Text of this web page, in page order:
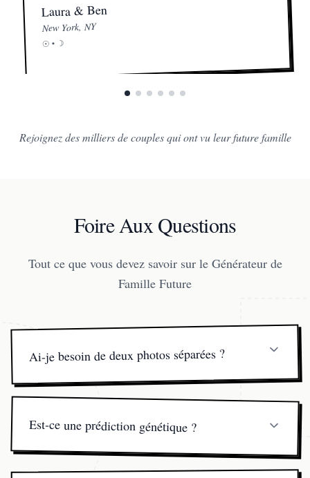
Laura & Ben
New York, NY
☉ • ☽
Rejoignez des milliers de couples qui ont vu leur future famille
Foire Aux Questions
Tout ce que vous devez savoir sur le Générateur de
Famille Future
Ai-je besoin de deux photos séparées ?
mieux, mais deux selfies individuels conviennent aussi.
Est-ce une prédiction génétique ?
divertissement, pas pour des prévisions scientifiques.